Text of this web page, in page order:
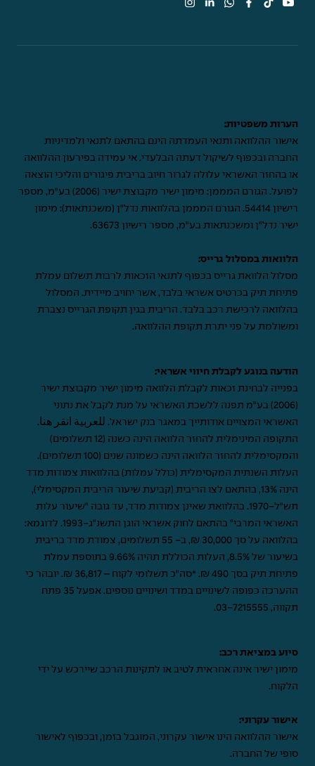
הערות משפטיות:
אישור ההלוואה ותנאי העמדתה הינם בהתאם לתנאי ולמדיניות
החברה ובכפוף לשיקול דעתה הבלעדי. אי עמידה בפירעון ההלוואה
או בהחזר האשראי עלולה לגרור חיוב בריבית פיגורים והליכי הוצאה
לפועל. הגורם המממן: מימון ישיר מקבוצת ישיר (2006) בע"מ, מספר
רישיון 54414. הגורם המממן בהלוואות נדל"ן (משכנתאות): מימון
ישיר נדל"ן ומשכנתאות בע"מ, מספר רישיון 63673.
הלוואות במסלול גרייס:
מסלול הלוואת גרייס בכפוף לתנאי הזכאות לרבות תשלום עמלת
פתיחת תיק בכרטיס אשראי בלבד, אשר יחויב מיידית. המסלול
בהלוואה לרכישת רכב בלבד. הריבית בגין תקופת הגרייס נצברת
ומשולמת על פני יתרת תקופת ההלוואה.
הודעה בנוגע לקבלת חיווי אשראי:
בפנייה לבחינת זכאות לקבלת הלוואה מימון ישיר מקבוצת ישיר
(2006) בע"מ תפנה ללשכת האשראי על מנת לקבל את נתוני
האשראי המצויים אודותייך במאגר בנק ישראל. للعربية انقر هنا.
התקופה המינימלית להחזר הלוואה הינה כשנה (12 תשלומים)
והמקסימלית להחזר הלוואה הינה כשמונה שנים (100 תשלומים).
העלות השנתית המקסימלית (כולל עמלות) בהלוואות צמודות מדד
הינה 13%, בהתאם לצו הריבית (קביעת שיעור הריבית המקסימלי),
תש"ל-1970. בהלוואת שאינן צמודות מדד, עד גובה "שיעור עלות
האשראי המרבי" בהתאם לחוק אשראי הוגן התשנ"ג-1993. לדוגמא:
בהלוואה על סך 30,000 ₪, ב- 55 תשלומים, צמודת מדד בריבית
בשיעור של 8.5%, העלות הכוללת תהיה 9.66% בתוספת עמלת
פתיחת תיק בסך 490 ₪. *סה"כ תשלומי לקוח – 36,817 ₪. יובהר כי
ההערכה כפופה לשינויים במדד ושינויים נוספים. אפעל 35 פתח
תקווה, 03-7215555
.
סיוע במציאת רכב:
מימון ישיר אינה אחראית לטיב או לתקינות הרכב שיירכש על ידי
הלקוח.
אישור עקרוני:
אישור ההלוואה הינו אישור עקרוני, המוגבל בזמן, ובכפוף לאישור
סופי של החברה.